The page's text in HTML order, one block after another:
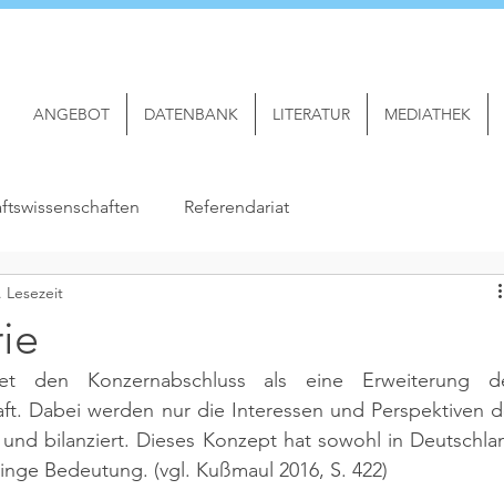
ANGEBOT DATENBANK LITERATUR MEDIATHEK
Referendariat
Lesezeit
den Konzernabschluss als eine Erweiterung
Dabei werden nur die Interessen und Perspektiven
bilanziert. Dieses Konzept hat sowohl in
Bedeutung. (vgl. Kußmaul 2016, S. 422)